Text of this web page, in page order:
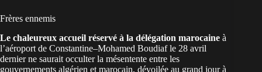
Frères ennemis
Le chaleureux accueil réservé à la délégation marocaine à
l’aéroport de Constantine–Mohamed Boudiaf le 28 avril
dernier ne saurait occulter la mésentente entre les
gouvernements algérien et marocain, dévoilée au grand jour à